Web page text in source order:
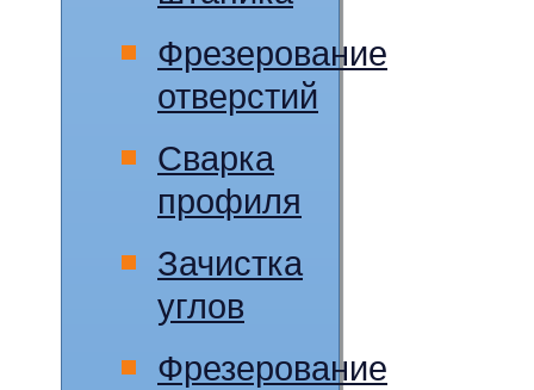
Фрезерование
отверстий
Сварка
профиля
Зачистка
углов
Фрезерование